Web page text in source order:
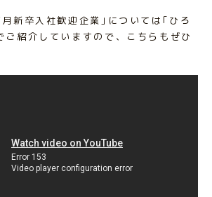
新卒入社歓迎企業｣については｢ひろ
ご紹介していますので、こちらもぜひ